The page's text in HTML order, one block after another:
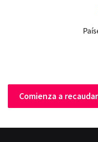
Comienza a